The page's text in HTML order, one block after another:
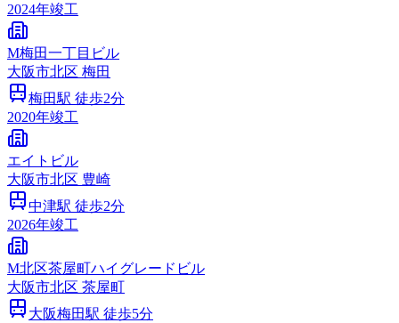
2024年竣工
M梅田一丁目ビル
大阪市北区 梅田
梅田駅 徒歩2分
2020年竣工
エイトビル
大阪市北区 豊崎
中津駅 徒歩2分
2026年竣工
M北区茶屋町ハイグレードビル
大阪市北区 茶屋町
大阪梅田駅 徒歩5分